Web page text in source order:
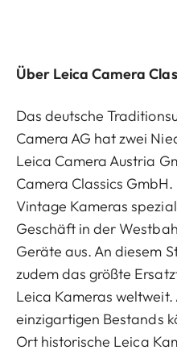
Über Leica Camera
Das deutsche
Camera AG hat zwei
Leica Camera Austria
Camera Classics
Vintage Kameras
Geschäft in der
Geräte aus. An diesem
zudem das größte
Leica Kameras weltweit.
einzigartigen Bestands
Ort historische Leica